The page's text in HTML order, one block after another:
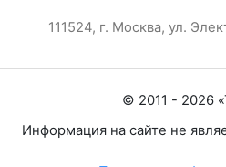
111524, г. Москва, ул.
© 2011 - 2026 «
Информация на сайте не